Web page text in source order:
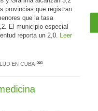
provincias que registran
que la tasa
El municipio especial
reporta un 2,0. Leer
EN CUBA